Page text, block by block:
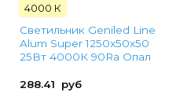
4000 К
Светильник Geniled Line
Alum Super 1250x50x50
25Вт 4000К 90Ra Опал
288.41 руб